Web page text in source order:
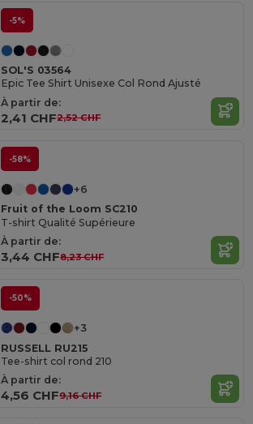
-5%
SOL'S 03564
Epic Tee Shirt Unisexe Col Rond Ajusté
À partir de:
2,41 CHF2,52 CHF
-58%
+6
Fruit of the Loom SC210
T-shirt Qualité Supérieure
À partir de:
3,44 CHF8,23 CHF
-50%
+3
RUSSELL RU215
Tee-shirt col rond 210
À partir de:
4,56 CHF9,16 CHF